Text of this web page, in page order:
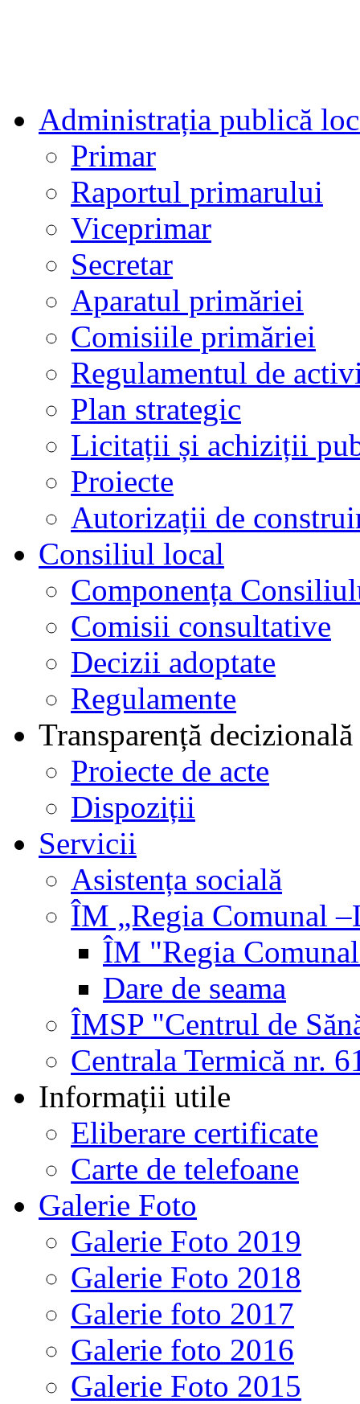
Administrația publică
Primar
Raportul primarului
Viceprimar
Secretar
Aparatul primăriei
Comisiile primăriei
Regulamentul de
Plan strategic
Licitații și achiziții
Proiecte
Autorizații de
Consiliul local
Componența
Comisii consultative
Decizii adoptate
Regulamente
Transparență decizională
Proiecte de acte
Dispoziții
Servicii
Asistența socială
ÎM „Regia Comunal
ÎM "Regia
Dare de seama
ÎMSP "Centrul de
Centrala Termică nr.
Informații utile
Eliberare certificate
Carte de telefoane
Galerie Foto
Galerie Foto 2019
Galerie Foto 2018
Galerie foto 2017
Galerie foto 2016
Galerie Foto 2015